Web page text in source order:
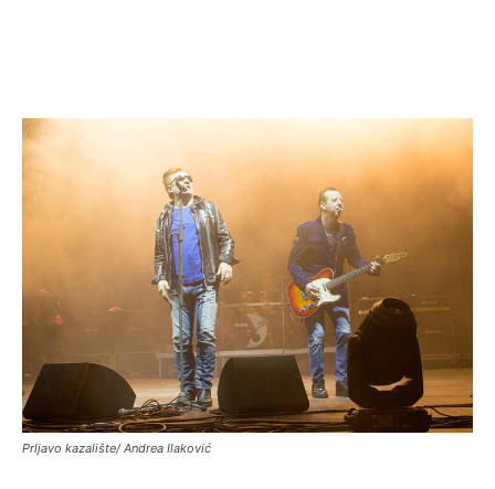
Prljavo kazalište/ Andrea Ilaković